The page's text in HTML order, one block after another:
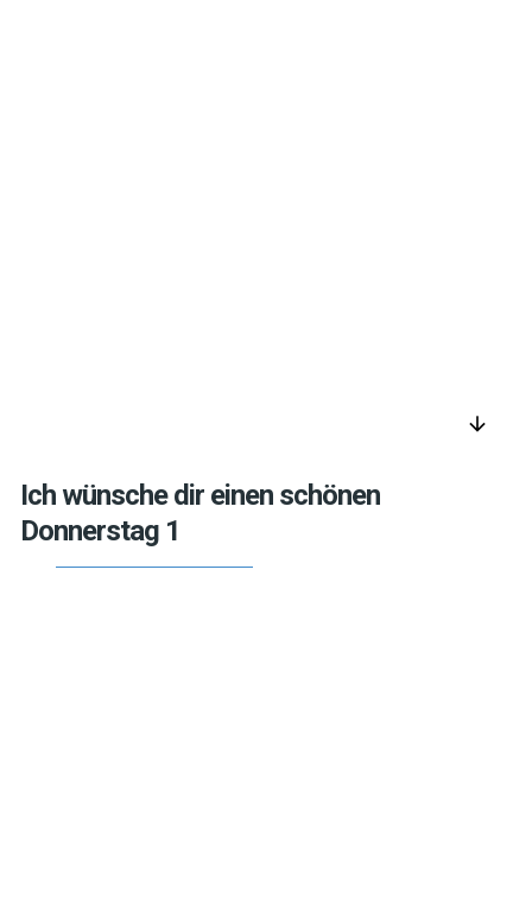
arrow_downward
Ich wünsche dir einen schönen
Donnerstag 1